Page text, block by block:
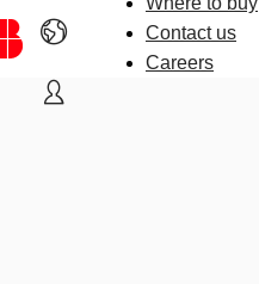
Contact us
Careers